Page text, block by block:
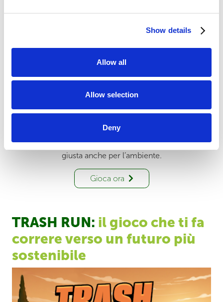
Show details
Allow all
Allow selection
Deny
TRIS consapevole e stellare
giusta anche per l’ambiente.
Gioca ora
TRASH RUN: il gioco che ti fa
correre verso un futuro più
sostenibile